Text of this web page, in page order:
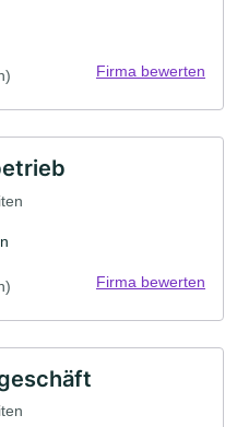
Firma bewerten
Firma bewerten